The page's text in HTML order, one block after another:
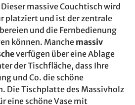
massive Couchtisch wird
platziert und ist der zentrale
und die Fernbedienung
können. Manche massiv
verfügen über eine Ablage
der Tischfläche, dass Ihre
und Co. die schöne
Die Tischplatte des Massivholz
eine schöne Vase mit